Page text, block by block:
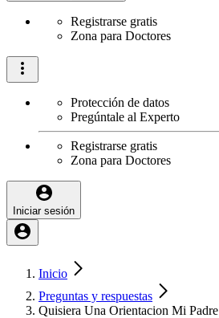
Registrarse gratis
Zona para Doctores
Protección de datos
Pregúntale al Experto
Registrarse gratis
Zona para Doctores
Iniciar sesión
Inicio
Preguntas y respuestas
Quisiera Una Orientacion Mi Padre